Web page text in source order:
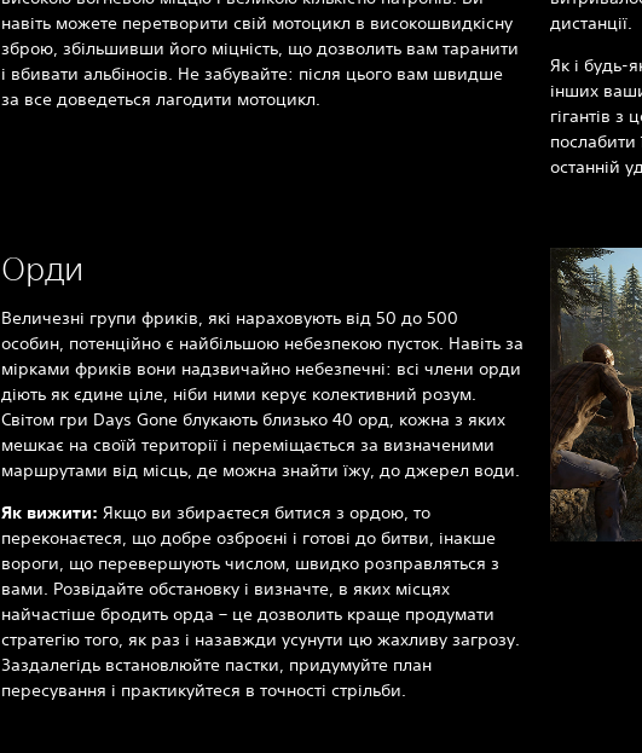
навіть можете перетворити свій мотоцикл в високошвидкісну
зброю, збільшивши його міцність, що дозволить вам таранити
і вбивати альбіносів. Не забувайте: після цього вам швидше
за все доведеться лагодити мотоцикл.
дистанції.
Як і будь-
інших
гігантів
послабити
останній
Орди
Величезні групи фриків, які нараховують від 50 до 500
особин, потенційно є найбільшою небезпекою пусток. Навіть за
мірками фриків вони надзвичайно небезпечні: всі члени орди
діють як єдине ціле, ніби ними керує колективний розум.
Світом гри Days Gone блукають близько 40 орд, кожна з яких
мешкає на своїй території і переміщається за визначеними
маршрутами від місць, де можна знайти їжу, до джерел води.
Як вижити:‎ Якщо ви збираєтеся битися з ордою, то
переконаєтеся, що добре озброєні і готові до битви, інакше
вороги, що перевершують числом, швидко розправляться з
вами. Розвідайте обстановку і визначте, в яких місцях
найчастіше бродить орда – це дозволить краще продумати
стратегію того, як раз і назавжди усунути цю жахливу загрозу.
Заздалегідь встановлюйте пастки, придумуйте план
пересування і практикуйтеся в точності стрільби.‎